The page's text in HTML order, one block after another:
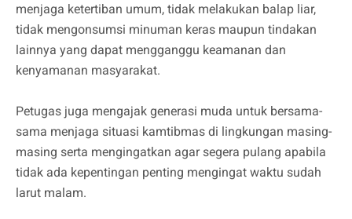
menjaga ketertiban umum, tidak melakukan balap liar,
tidak mengonsumsi minuman keras maupun tindakan
lainnya yang dapat mengganggu keamanan dan
kenyamanan masyarakat.
Petugas juga mengajak generasi muda untuk bersama-
sama menjaga situasi kamtibmas di lingkungan masing-
masing serta mengingatkan agar segera pulang apabila
tidak ada kepentingan penting mengingat waktu sudah
larut malam.